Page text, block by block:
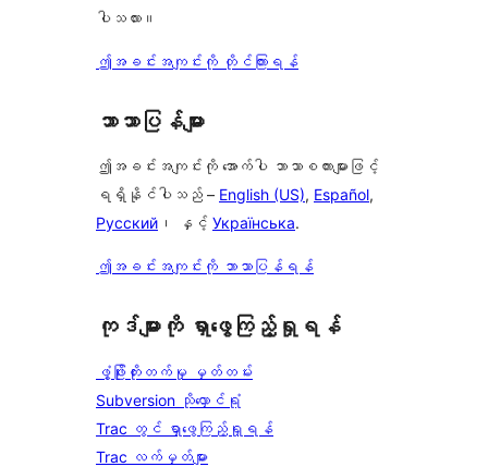
ပါသလား။
ဤအခင်းအကျင်းကို တိုင်ကြားရန်
ဘာသာပြန်များ
ဤအခင်းအကျင်းကို အောက်ပါ ဘာသာစကားများဖြင့်
ရရှိနိုင်ပါသည် – English (US), Español,
Русский ၊ နှင့် Українська.
ဤအခင်းအကျင်းကို ဘာသာပြန်ရန်
ကုဒ်များကို ရှာဖွေကြည့်ရှုရန်
ဖွံ့ဖြိုးတိုးတက်မှု မှတ်တမ်း
Subversion သိုလှောင်ရုံ
Trac တွင် ရှာဖွေကြည့်ရှုရန်
Trac လက်မှတ်များ